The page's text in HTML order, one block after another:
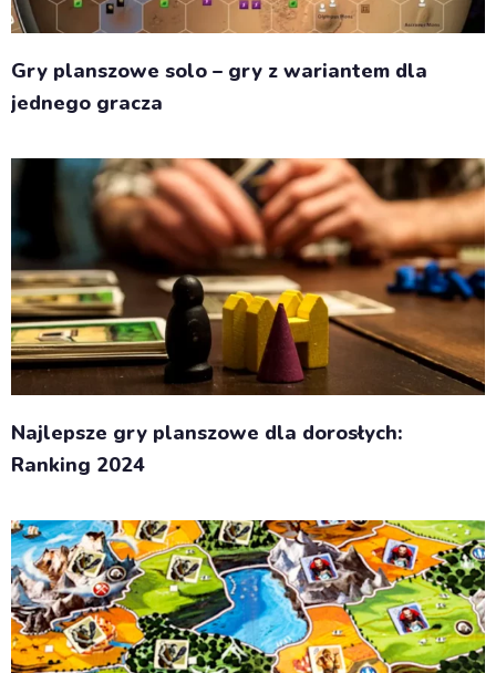
Gry planszowe solo – gry z wariantem dla
jednego gracza
Najlepsze gry planszowe dla dorosłych:
Ranking 2024